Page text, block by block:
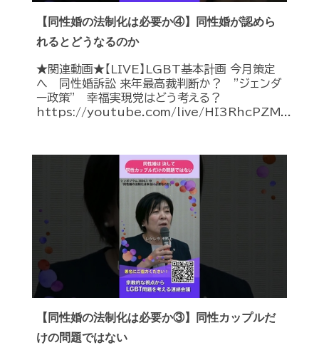
【同性婚の法制化は必要か④】同性婚が認めら
れるとどうなるのか
★関連動画★【LIVE】LGBT基本計画 今月策定
へ 同性婚訴訟 来年最高裁判断か？ ”ジェンダ
ー政策” 幸福実現党はどう考える？
https://youtube.com/live/HI3RhcPZM...
【同性婚の法制化は必要か③】同性カップルだ
けの問題ではない